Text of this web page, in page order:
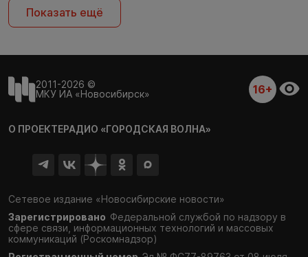
Показать ещё
2011-2026 ©
МКУ ИА «Новосибирск»
16+
О ПРОЕКТЕРАДИО «ГОРОДСКАЯ ВОЛНА»
Сетевое издание «Новосибирские новости»
Зарегистрировано Федеральной службой по надзору в
сфере связи, информационных технологий и массовых
коммуникаций (Роскомнадзор)